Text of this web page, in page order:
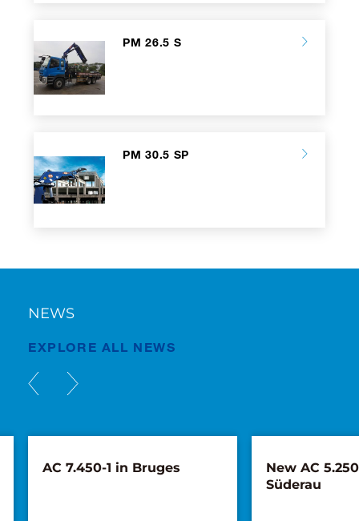
PM 26.5 S
PM 30.5 SP
NEWS
EXPLORE ALL NEWS
AC 7.450-1 in Bruges
New AC
Süderau